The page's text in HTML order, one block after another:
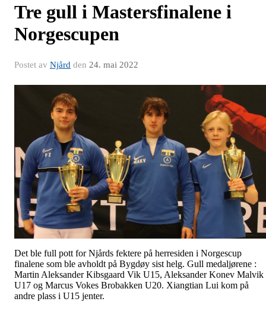
Tre gull i Mastersfinalene i
Norgescupen
Postet av Njård den 24. mai 2022
Det ble full pott for Njårds fektere på herresiden i Norgescup
finalene som ble avholdt på Bygdøy sist helg. Gull medaljørene :
Martin Aleksander Kibsgaard Vik U15, Aleksander Konev Malvik
U17 og Marcus Vokes Brobakken U20. Xiangtian Lui kom på
andre plass i U15 jenter.